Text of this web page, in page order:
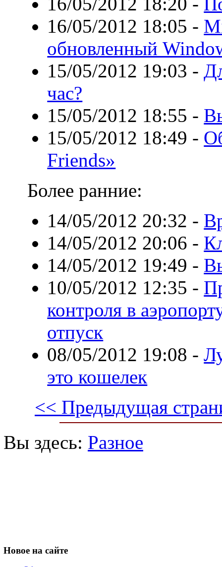
16/05/2012 18:05 -
обновленный
15/05/2012 19:03 -
час?
15/05/2012 18:55 -
15/05/2012 18:49 -
Friends»
Более ранние:
14/05/2012 20:32 -
14/05/2012 20:06 -
14/05/2012 19:49 -
10/05/2012 12:35 -
контроля в
отпуск
08/05/2012 19:08 -
это кошелек
<< Предыдущая
Вы здесь: Разное
Новое на сайте